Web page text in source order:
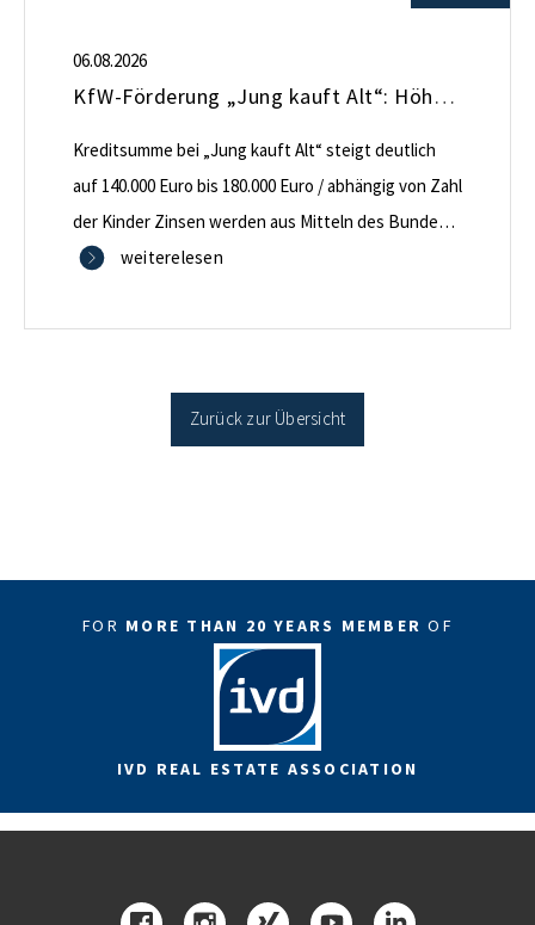
06.08.2026
KfW-Förderung „Jung kauft Alt“: Höhere Kredite ab August 2026
Kreditsumme bei „Jung kauft Alt“ steigt deutlich
auf 140.000 Euro bis 180.000 Euro / abhängig von Zahl
der Kinder Zinsen werden aus Mitteln des Bundes
verbilligt: Heutiger Zins bei 0,53 Prozent effektiv bei
Antragstellende verpflichten sich zu energetischer
Sanierung in Einzelmaßnahmen […]
weiterelesen
Zurück zur Übersicht
FOR MORE THAN 20 YEARS MEMBEROF
IVD REAL ESTATE ASSOCIATION